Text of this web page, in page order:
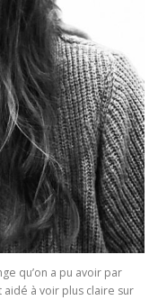
qu’on a pu avoir par
à voir plus claire sur